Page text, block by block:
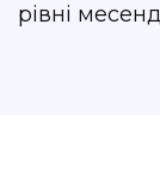
рівні